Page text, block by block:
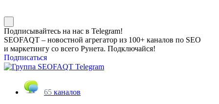
Подписывайтесь на нас в Telegram!
SEOFAQT – новостной агрегатор из 100+ каналов по SEO
и маркетингу со всего Рунета. Подключайся!
Подписаться
65 каналов